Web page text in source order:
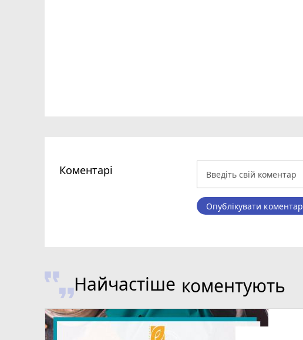
Коментарі
Опублікувати коментар
Найчастіше коментують